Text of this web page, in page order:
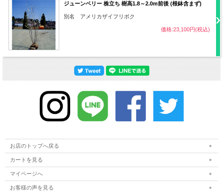
病気 特になし
害虫
ハダニ、ツツジグンバイムシ、ベニモンア
その他
・難易度 中
・酸性土壌を好む
ジューンベリー 株立ち 樹高1.8～2.0m前後 (根鉢含まず)
別名 アメリカザイフリボク
価格:23,100円(税込)
お店のトップへ戻る
カートを見る
マイページへ
お客様の声を見る